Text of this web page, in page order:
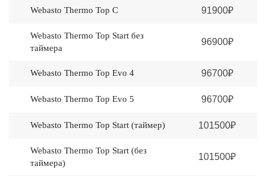
Webasto Thermo Top C 91900₽
Webasto Thermo Top Start без
таймера
96900₽
Webasto Thermo Top Evo 4 96700₽
Webasto Thermo Top Evo 5 96700₽
Webasto Thermo Top Start (таймер) 101500₽
Webasto Thermo Top Start (без
таймера)
101500₽